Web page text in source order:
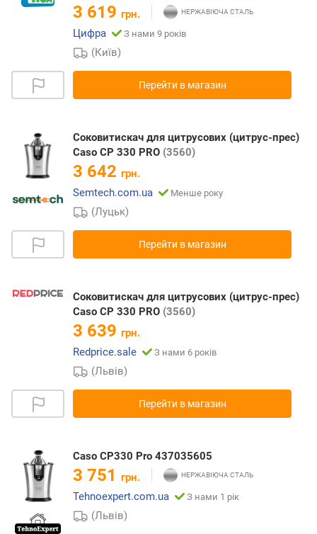
3 619 грн.
Цифра
З нами 9 років
(Київ)
Перейти в магазин
Соковитискач для цитрусових (цитрус-прес)
Caso CP 330 PRO (3560)
3 642 грн.
Semtech.com.ua
Менше року
(Луцьк)
Перейти в магазин
Соковитискач для цитрусових (цитрус-прес)
Caso CP 330 PRO (3560)
3 639 грн.
Redprice.sale
З нами 6 років
(Львів)
Перейти в магазин
Caso CP330 Pro 437035605
3 751 грн.
Tehnoexpert.com.ua
З нами 1 рік
(Львів)